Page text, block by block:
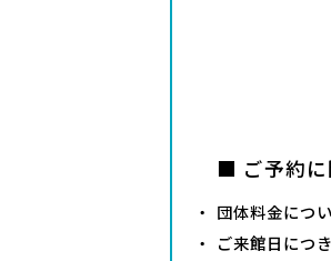
■ ご予約に
団体料金につ
ご来館日につ